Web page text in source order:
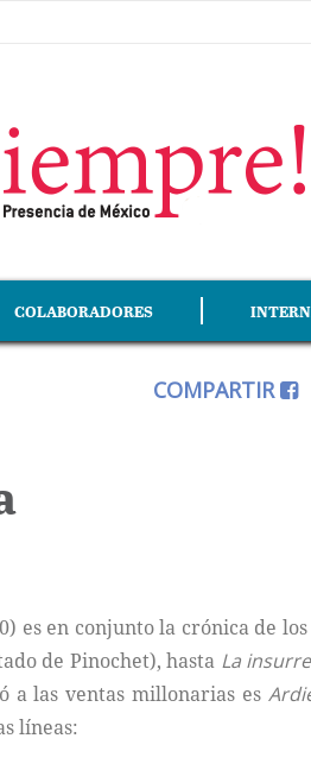
COLABORADORES
COMPARTIR
es en conjunto la crónica de
de Pinochet), hasta La
a las ventas millonarias es
líneas: